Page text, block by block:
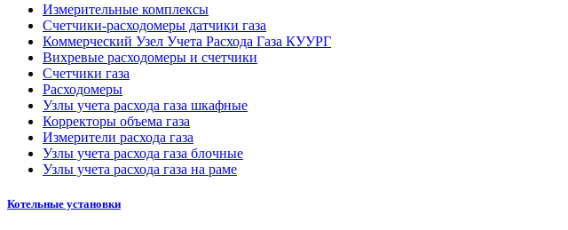
Измерительные комплексы
Счетчики-расходомеры датчики газа
Коммерческий Узел Учета Расхода Газа КУУРГ
Вихревые расходомеры и счетчики
Счетчики газа
Расходомеры
Узлы учета расхода газа шкафные
Корректоры объема газа
Измерители расхода газа
Узлы учета расхода газа блочные
Узлы учета расхода газа на раме
Котельные установки